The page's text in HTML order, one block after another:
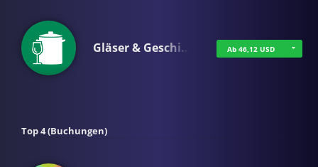
Gläser & Geschi… Ab 46,12 USD
Top 4 (Buchungen)